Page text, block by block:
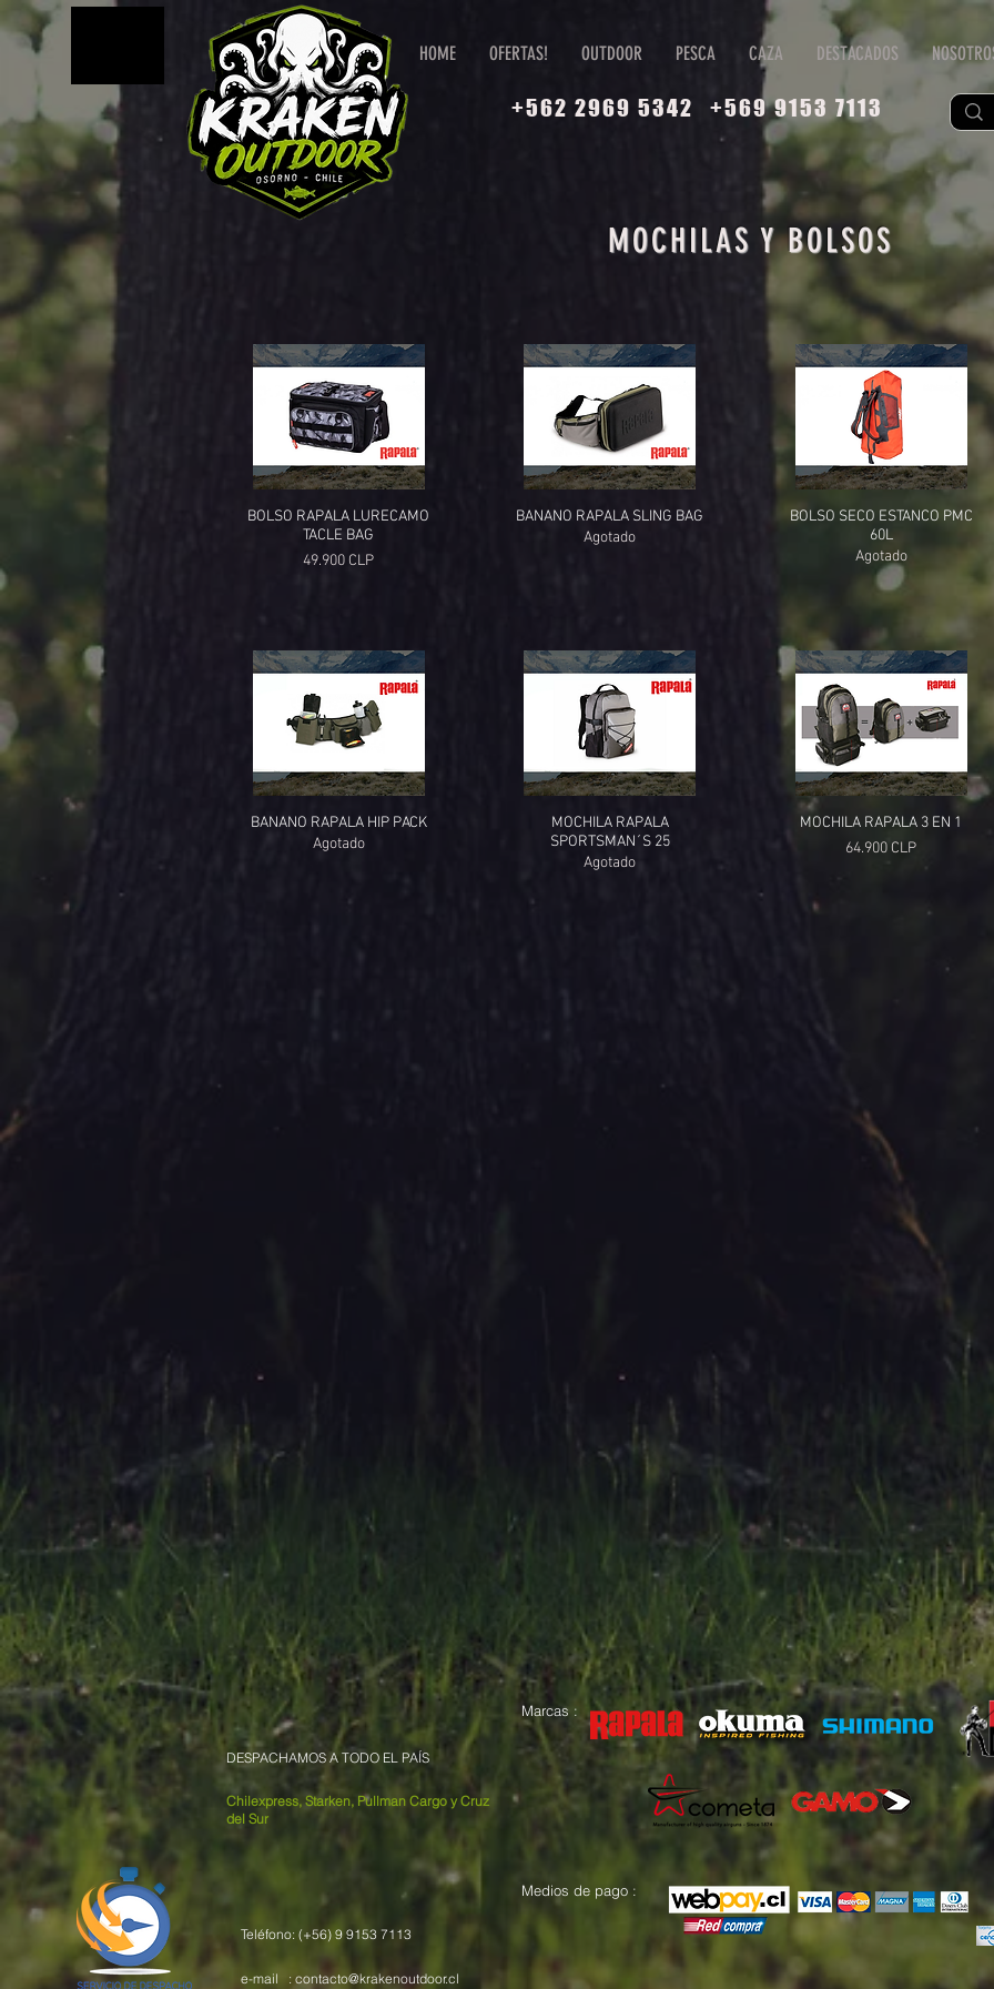
HOME OFERTAS! OUTDOOR PESCA CAZA DESTACADOS
+562 2969 5342 +569 9153 7113
MOCHILAS Y BOLSOS
BOLSO RAPALA LURECAMO
TACLE BAG
Precio
49.900 CLP
BANANO RAPALA SLING BAG
Agotado
BOLSO SECO ESTANCO PMC
60L
Agotado
BANANO RAPALA HIP PACK
Agotado
MOCHILA RAPALA
SPORTSMAN´S 25
Agotado
MOCHILA RAPALA 3 EN 1
Precio
64.900 CLP
DESPACHAMOS A TODO EL PAÍS
Chilexpress, Starken, Pullman Cargo y Cruz
del Sur
Marcas :
Medios de pago :
Teléfono: (+56) 9 9153 7113
e-mail : contacto@krakenoutdoor.cl